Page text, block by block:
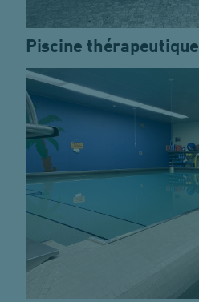
Piscine thérapeutique